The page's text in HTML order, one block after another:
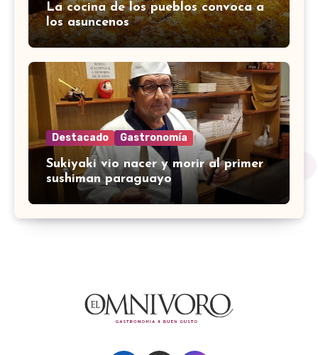
La cocina de los pueblos convoca a
los asuncenos
Destacado Gastronomía
Sukiyaki vio nacer y morir al primer
sushiman paraguayo